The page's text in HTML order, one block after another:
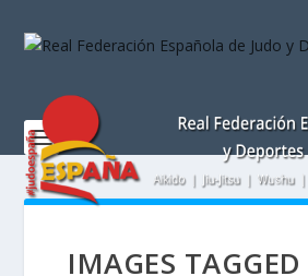
este
incluye
sistema
IMAGES